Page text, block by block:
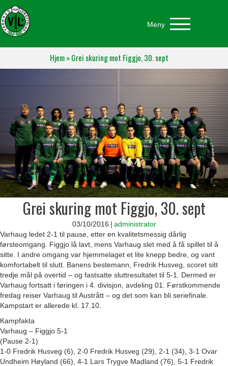
Meny
Hjem»Grei skuring mot Figgjo, 30. sept
Grei skuring mot Figgjo, 30. sept
03/10/2016 | administrator
Varhaug ledet 2-1 til pause, etter en kvalitetsmessig dårlig
førsteomgang. Figgjo lå lavt, mens Varhaug slet med å få spillet til å
sitte. I andre omgang var hjemmelaget et lite knepp bedre, og vant
komfortabelt til slutt. Banens bestemann, Fredrik Husveg, scoret sitt
tredje mål på overtid – og fastsatte sluttresultatet til 5-1. Dermed er
Varhaug fortsatt i føringen i 4. divisjon, avdeling 01. Førstkommende
fredag reiser Varhaug til Austrått – og det som kan bli seriefinale.
Kampstart er allerede kl. 17.10.
Kampfakta
Varhaug – Figgjo 5-1
(Pause 2-1)
1-0 Fredrik Husveg (6), 2-0 Fredrik Husveg (29), 2-1 (34), 3-1 Ovar
Undheim Høyland (66), 4-1 Lars Trygve Madland (76), 5-1 Fredrik